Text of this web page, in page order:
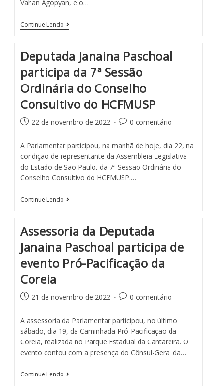
Vahan Agopyan, e o…
Continue Lendo
Deputada Janaina Paschoal
participa da 7ª Sessão
Ordinária do Conselho
Consultivo do HCFMUSP
22 de novembro de 2022 0 comentário
A Parlamentar participou, na manhã de hoje, dia 22, na
condição de representante da Assembleia Legislativa
do Estado de São Paulo, da 7ª Sessão Ordinária do
Conselho Consultivo do HCFMUSP.…
Continue Lendo
Assessoria da Deputada
Janaina Paschoal participa de
evento Pró-Pacificação da
Coreia
21 de novembro de 2022 0 comentário
A assessoria da Parlamentar participou, no último
sábado, dia 19, da Caminhada Pró-Pacificação da
Coreia, realizada no Parque Estadual da Cantareira. O
evento contou com a presença do Cônsul-Geral da…
Continue Lendo